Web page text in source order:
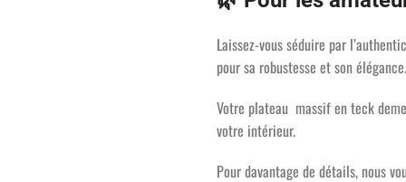
Laissez-vous séduire par
pour sa robustesse et son élégance.
Votre plateau massif en teck
votre intérieur.
Pour davantage de détails, nous